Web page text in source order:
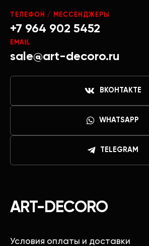
ART-DECORO
Условия оплаты и доставки
ТЕЛЕФОН / МЕССЕНДЖЕРЫ
+7 964 902 5452
EMAIL
sale@art-decoro.ru
ВКОНТАКТЕ
WHATSAPP
TELEGRAM